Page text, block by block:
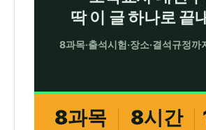
완
딱 이 글 하나로 끝
8과목·출석시험·장소·결석규정까
8과목 8시간